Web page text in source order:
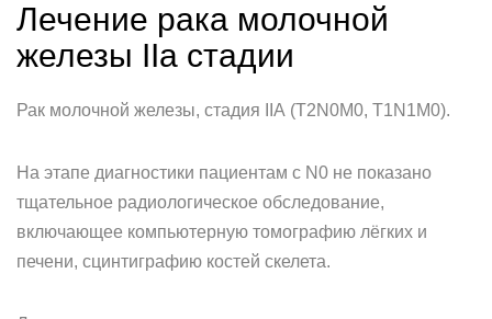
Лечение рака молочной
железы IIа стадии
Рак молочной железы, cтадия IIА (T2N0M0, T1N1M0).
На этапе диагностики пациентам с N0 не показано
тщательное радиологическое обследование,
включающее компьютерную томографию лёгких и
печени, сцинтиграфию костей скелета.